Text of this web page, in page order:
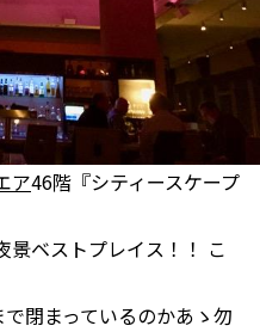
ア46階『シティースケープ
景ベストプレイス！！ こ
閉まっているのかあゝ勿